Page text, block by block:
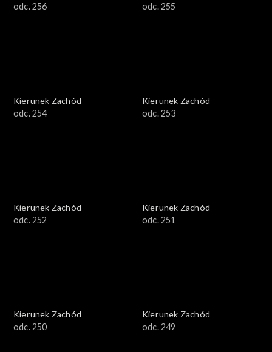
odc. 256
odc. 255
Kierunek Zachód
odc. 254
Kierunek Zachód
odc. 253
Kierunek Zachód
odc. 252
Kierunek Zachód
odc. 251
Kierunek Zachód
odc. 250
Kierunek Zachód
odc. 249